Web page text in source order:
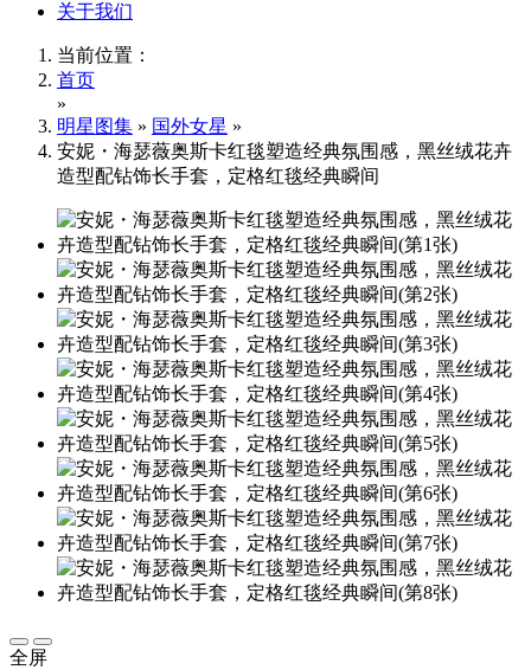
关于我们
当前位置：
首页
»
明星图集 » 国外女星 »
安妮・海瑟薇奥斯卡红毯塑造经典氛围感，黑丝绒花卉
造型配钻饰长手套，定格红毯经典瞬间
全屏